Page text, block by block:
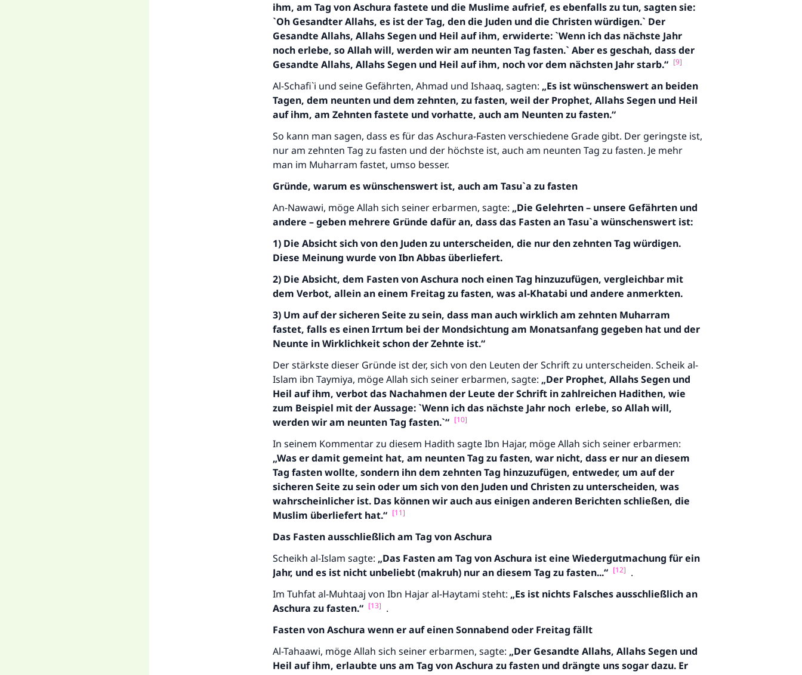
ihm, am Tag von Aschura fastete und die Muslime aufrief, es ebenfalls zu tun, sagten sie:
`Oh GesandterAllahs, es ist derTag, den die Juden und die Christen würdigen.` Der
Gesandte Allahs, Allahs Segen und Heil auf ihm, erwiderte: `Wenn ich das nächste Jahr
noch erlebe, soAllahwill, werdenwir am neunten Tag fasten.` Aber es geschah, dassder
Gesandte Allahs, Allahs Segen und Heil auf ihm, noch vor dem nächsten Jahr starb.“ [9]
Al-Schafi`i und seine Gefährten, Ahmad und Ishaaq, sagten: „Es ist wünschenswert an beiden
Tagen, dem neunten und dem zehnten, zu fasten, weil der Prophet, Allahs Segen und Heil
auf ihm, am Zehnten fastete und vorhatte, auch am Neunten zu fasten.“
So kann man sagen, dass es für das Aschura-Fasten verschiedene Grade gibt. Der geringste ist,
nur am zehnten Tag zu fasten und der höchste ist, auch am neunten Tag zu fasten. Je mehr
man im Muharram fastet, umso besser.
Gründe, warum es wünschenswert ist, auch am Tasu`a zu fasten
An-Nawawi, möge Allah sich seiner erbarmen, sagte: „Die Gelehrten – unsere Gefährten und
andere – geben mehrere Gründe dafür an, dass das Fasten an Tasu`a wünschenswert ist:
1) Die Absicht sich von den Juden zu unterscheiden, die nur den zehnten Tag würdigen.
Diese Meinung wurde von Ibn Abbas überliefert.
2) Die Absicht, dem Fasten von Aschura noch einen Tag hinzuzufügen, vergleichbar mit
dem Verbot, allein an einem Freitag zu fasten, was al-Khatabi und andere anmerkten.
3) Um auf der sicheren Seite zu sein, dass man auch wirklich am zehnten Muharram
fastet, falls es einen Irrtum bei der Mondsichtung am Monatsanfang gegeben hat und der
Neunte in Wirklichkeit schon der Zehnte ist.“
Der stärkste dieser Gründe ist der, sich von den Leuten der Schrift zu unterscheiden. Scheik al-
Islam ibn Taymiya, möge Allah sich seiner erbarmen, sagte: „Der Prophet, Allahs Segen und
Heil auf ihm, verbot das Nachahmen der Leute der Schrift in zahlreichen Hadithen, wie
zum Beispiel mit der Aussage: `Wenn ich das nächste Jahr noch erlebe, soAllahwill,
werden wir am neunten Tag fasten.`“ [10]
In seinem Kommentar zu diesem Hadith sagte Ibn Hajar, möge Allah sich seiner erbarmen:
„Was er damit gemeint hat, am neunten Tag zu fasten, war nicht, dass er nur an diesem
Tag fasten wollte, sondern ihn dem zehnten Tag hinzuzufügen, entweder, um auf der
sicheren Seite zu sein oder um sich von den Juden und Christen zu unterscheiden, was
wahrscheinlicher ist. Das können wir auch aus einigen anderen Berichten schließen, die
Muslim überliefert hat.“ [11]
Das Fasten ausschließlich am Tag von Aschura
Scheikh al-Islam sagte: „Das Fasten am Tag von Aschura ist eine Wiedergutmachung für ein
Jahr, und es ist nicht unbeliebt (makruh) nur an diesem Tag zu fasten...“ [12] .
Im Tuhfat al-Muhtaaj von Ibn Hajar al-Haytami steht: „Es ist nichts Falsches ausschließlich an
Aschura zu fasten.“ [13] .
Fasten von Aschura wenn er auf einen Sonnabend oder Freitag fällt
Al-Tahaawi, möge Allah sich seiner erbarmen, sagte: „Der Gesandte Allahs, Allahs Segen und
Heil auf ihm, erlaubte uns am Tag von Aschura zu fasten und drängte uns sogar dazu. Er